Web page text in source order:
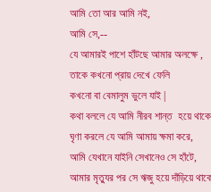
আমি তো আর আমি নই,
আমি সে,--
যে আমারই পাশে হাঁটছে আমার অলক্ষে ,
তাকে কখনো প্রায় দেখে ফেলি
কখনো বা বেমালুম ভুলে যাই |
কথা বললে যে আমি নীরব শান্ত হয়ে
ঘৃণা করলে যে আমি আমায় ক্ষমা করে,
আমি যেখানে যাইনি সেখানেও সে হাঁটে,
আমার মৃত্যুর পর সে ঋজু হয়ে দাঁড়িয়ে